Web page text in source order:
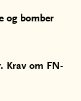
og bomber
Krav om FN-